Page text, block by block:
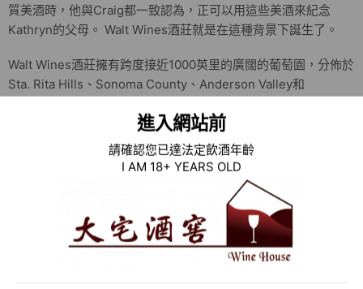
進入網站前
請確認您已達法定飲酒年齡
I AM 18+ YEARS OLD
質美酒時，他與Craig都一致認為，正可以用這些美酒來紀念
Kathryn的父母。 Walt Wines酒莊就是在這種背景下誕生了。
Walt Wines酒莊擁有跨度接近1000英里的廣闊的葡萄園，分佈於
Sta. Rita Hills、Sonoma County、Anderson Valley和
獨特的地理位置，以種植品質突出的Pinot Noir和Chardonnay葡
萄為主，還培植包括Pommard、Dijon和Robert Young Clone
等克隆品種。到了收穫季節，酒莊會選擇在晚間和早晨兩個時段
採用人工方式採摘葡萄。位於Anderson Valley的葡萄園，坐落
在Mendocino County連綿起伏的群山中，距離太平洋只有10英
這裡的土壤大部分以砂質土、碎石沖積壤土為主，混合著土層底
下的粘土，這種土壤加大了園區的晝夜溫差，延長了葡萄的成熟